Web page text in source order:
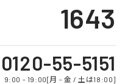
1643
0120-55-5151
9:00 - 19:00[月 - 金 / 土は18:00]